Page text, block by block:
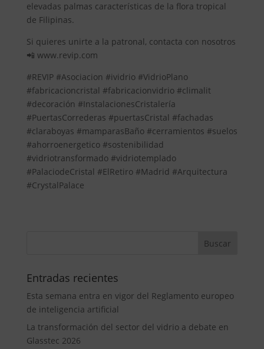
elevadas palmas características de la flora tropical
de Filipinas.
Si quieres unirte a la patronal, contacta con nosotros
📲 www.revip.com
#REVIP #Asociacion #ividrio #VidrioPlano
#fabricacioncristal #fabricacionvidrio #climalit
#decoración #InstalacionesCristalería
#PuertasCorrederas #puertasCristal #fachadas
#claraboyas #mamparasBaño #cerramientos #suelos
#ahorroenergetico #sostenibilidad
#vidriotransformado #vidriotemplado
#PalaciodeCristal #ElRetiro #Madrid #Arquitectura
#CrystalPalace
Entradas recientes
Esta semana entra en vigor del Reglamento europeo
de inteligencia artificial
La transformación del sector del vidrio a debate en
Glasstec 2026